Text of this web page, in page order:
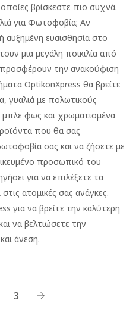
βρίσκεστε πιο συχνά.
για Φωτοφοβία; Αν
ευαισθησία στο
μια μεγάλη ποικιλία από
την ανακούφιση
OptikonXpress θα βρείτε
γυαλιά με πολωτικούς
μπλε φως και χρωματισμένα
που θα σας
σας και να ζήσετε με
προσωπικό του
για να επιλέξετε τα
ατομικές σας ανάγκες.
για να βρείτε την καλύτερη
να βελτιώσετε την
άνεση.
3